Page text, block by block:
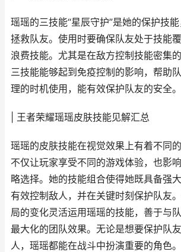
瑶瑶的三技能“星辰守护”是她的保护技
拯救队友。使用时要确保队友处于技能
浪费技能。尤其是在敌方控制技能密集
三技能能够起到免疫控制的影响，帮助
理的时机使用，能有效保护队友的安全。
| 王者荣耀瑶瑶皮肤技能见解汇总
瑶瑶的皮肤技能在视觉效果上有着不同
不仅让玩家享受不同的游戏体验，也影
略选择。她的技能组合使得她既具备强
有效控制敌人，并在关键时刻保护队友
局的变化灵活运用瑶瑶的技能，善于与
最大化的团队效果。无论是想要保护队
人，瑶瑶都能在战斗中扮演重要的角色。